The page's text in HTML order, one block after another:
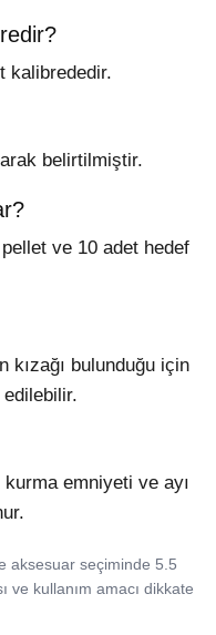
kalibrededir.
belirtilmiştir.
ve 10 adet hedef
kızağı bulunduğu için
emniyeti ve ayı
aksesuar seçiminde 5.5
ve kullanım amacı dikkate